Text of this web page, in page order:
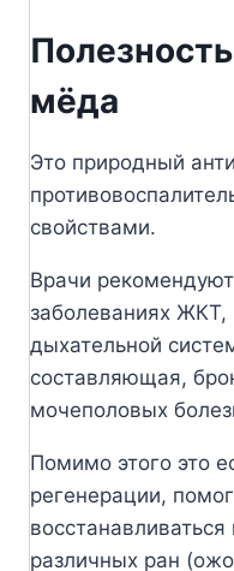
мёда
Это природный
свойствами.
Врачи
заболеваниях ЖКТ,
дыхательной
составляющая,
мочеполовых
Помимо этого это
регенерации,
различных ран